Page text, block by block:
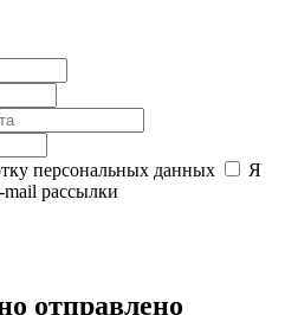
персональных данных
Я
рассылки
отправлено